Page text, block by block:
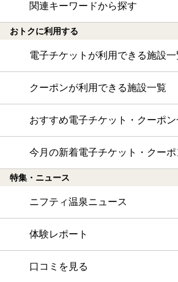
関連キーワードから探す
おトクに利用する
電子チケットが利用できる施設一
クーポンが利用できる施設一覧
おすすめ電子チケット・クーポン
今月の新着電子チケット・クーポ
特集・ニュース
ニフティ温泉ニュース
体験レポート
口コミを見る